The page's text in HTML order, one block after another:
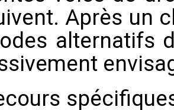
Après un
alternatifs